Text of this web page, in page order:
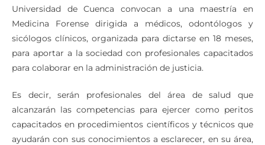
Universidad de Cuenca convocan a una maestría en
Medicina Forense dirigida a médicos, odontólogos y
sicólogos clínicos, organizada para dictarse en 18 meses,
para aportar a la sociedad con profesionales capacitados
para colaborar en la administración de justicia.
Es decir, serán profesionales del área de salud que
alcanzarán las competencias para ejercer como peritos
capacitados en procedimientos científicos y técnicos que
ayudarán con sus conocimientos a esclarecer, en su área,